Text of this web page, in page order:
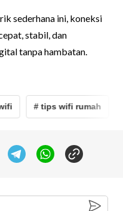
sederhana ini, koneksi
stabil, dan
tanpa hambatan.
# tips wifi rumah